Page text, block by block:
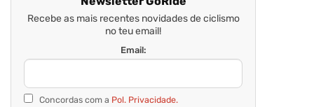
Recebe as mais recentes novidades de ciclismo
no teu email!
Email:
Concordas com a Pol. Privacidade.